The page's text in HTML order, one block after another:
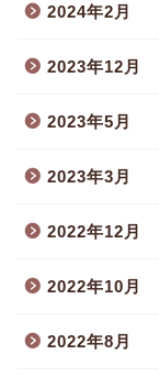
2024年2月
2023年12月
2023年5月
2023年3月
2022年12月
2022年10月
2022年8月